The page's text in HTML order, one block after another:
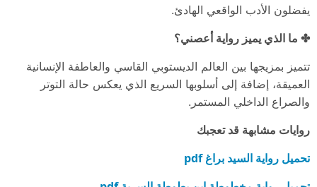
يفضلون الأدب الواقعي الهادئ.
✤ ما الذي يميز رواية أعصني؟
تتميز بمزيجها بين العالم الديستوبي القاسي والعاطفة الإنسانية
العميقة، إضافة إلى أسلوبها السريع الذي يعكس حالة التوتر
والصراع الداخلي المستمر.
روايات مشابهة قد تعجبك
تحميل رواية السيد براغ pdf